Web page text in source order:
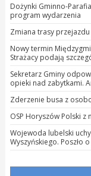
Dożynki Gminno-
program wydarzenia
Zmiana trasy
Nowy termin
Strażacy podają
Sekretarz Gminy
opieki nad zabytkami.
Zderzenie busa z
OSP Horyszów Polski
Wojewoda lubelski
Wyszyńskiego. Poszło